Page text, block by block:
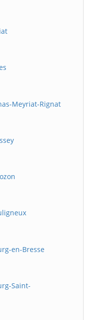
Meyriat-Rignat
en-Bresse
Saint-